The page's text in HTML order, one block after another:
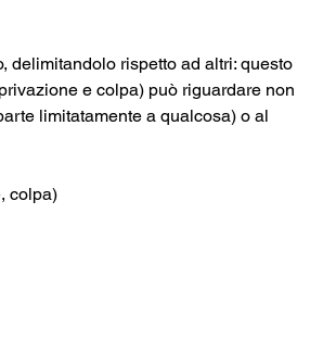
delimitandolo rispetto ad altri: questo
e colpa) può riguardare non
limitatamente a qualcosa) o al
colpa)